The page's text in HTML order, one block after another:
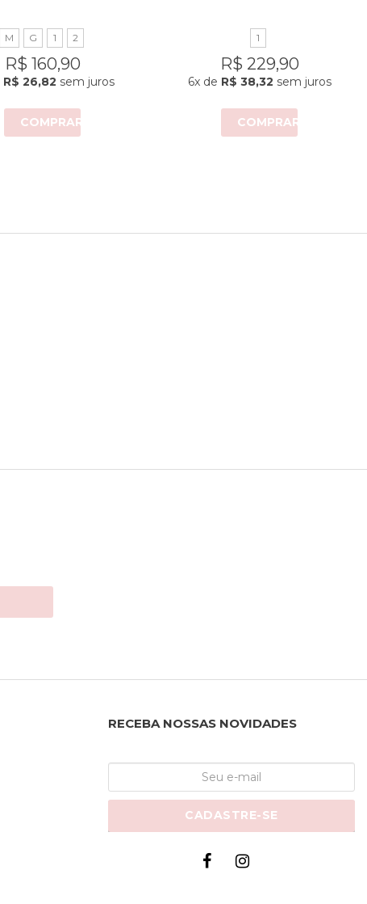
M G 1 2
R$ 160,90
R$ 26,82 sem juros
COMPRAR
1
R$ 229,90
6xde R$ 38,32 sem juros
COMPRAR
RECEBA NOSSAS NOVIDADES
CADASTRE-SE